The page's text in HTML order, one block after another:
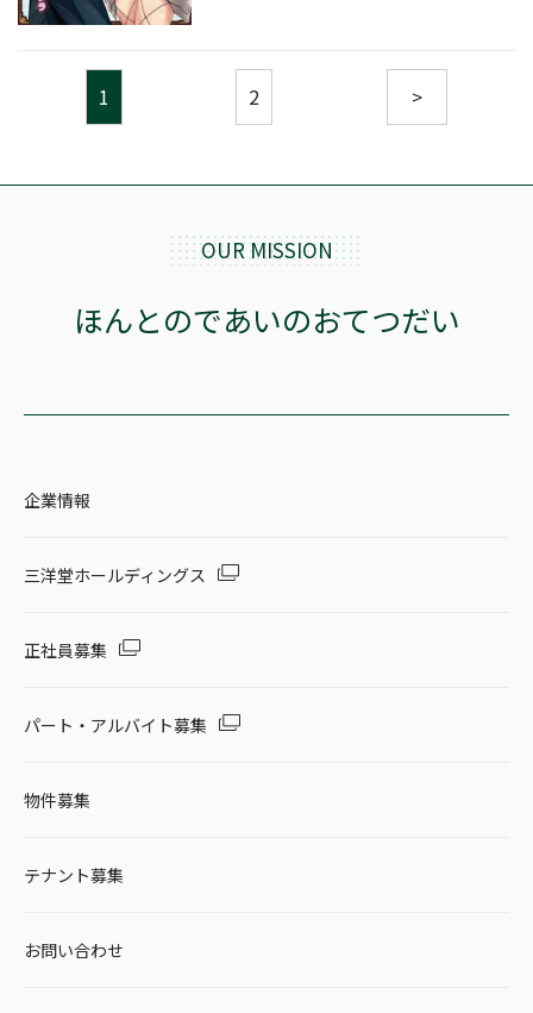
1 2 >
OUR MISSION
ほんとのであいのおてつだい
企業情報
三洋堂ホールディングス
正社員募集
パート・アルバイト募集
物件募集
テナント募集
お問い合わせ